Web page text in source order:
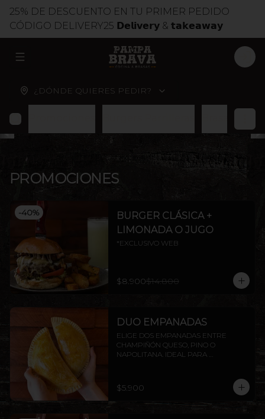
25% DE DESCUENTO EN TU PRIMER PEDIDO
CÓDIGO DELIVERY25 𝗗𝗲𝗹𝗶𝘃𝗲𝗿𝘆 & 𝘁𝗮𝗸𝗲𝗮𝘄𝗮𝘆
ABRIR MENU DE NAVEGACIÓN
¿DÓNDE QUIERES PEDIR?
PROMOCIONES
-40%
BURGER CLÁSICA +
LIMONADA O JUGO
*EXCLUSIVO WEB
$8.900$14.800
DUO EMPANADAS
ELIGE DOS EMPANADAS ENTRE
CHAMPIÑÓN QUESO, PINO O
NAPOLITANA. IDEAL PARA
$5.900